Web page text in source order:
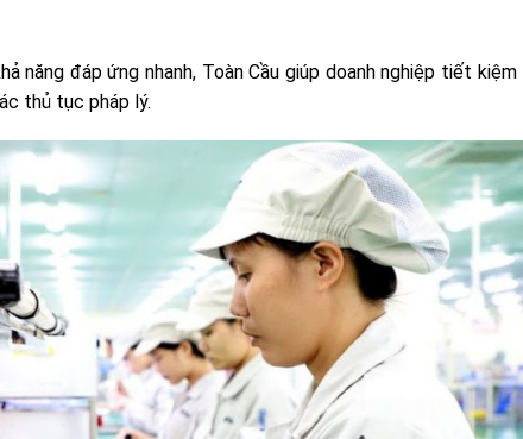
năng đáp ứng nhanh, Toàn Cầu giúp doanh nghiệp tiết kiệm
thủ tục pháp lý.